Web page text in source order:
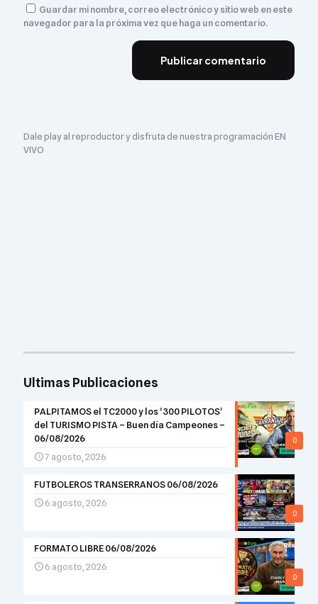
Guardar mi nombre, correo electrónico y sitio web en este
navegador para la próxima vez que haga un comentario.
Dale play al reproductor y disfruta de nuestra programación EN
VIVO
Ultimas Publicaciones
0
PALPITAMOS el TC2000 y los ‘300 PILOTOS’
del TURISMO PISTA – Buen día Campeones –
06/08/2026
7 agosto, 2026
0
FUTBOLEROS TRANSERRANOS 06/08/2026
6 agosto, 2026
0
FORMATO LIBRE 06/08/2026
6 agosto, 2026